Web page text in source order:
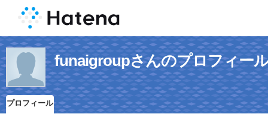
funaigroupさんのプロフィー
プロフィール